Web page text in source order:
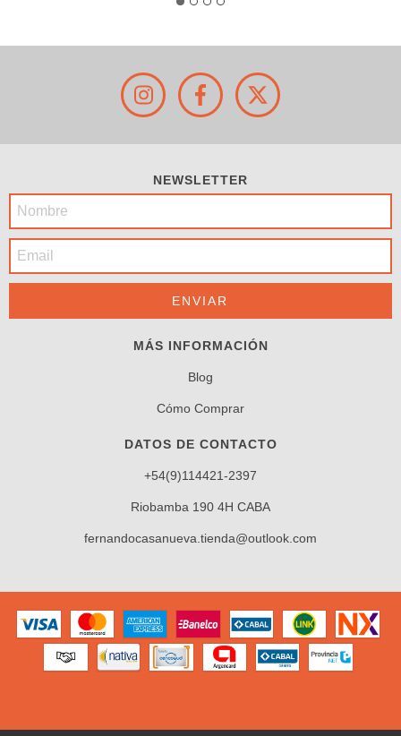
NEWSLETTER
MÁS INFORMACIÓN
Blog
Cómo Comprar
DATOS DE CONTACTO
+54(9)114421-2397
Riobamba 190 4H CABA
fernandocasanueva.tienda@outlook.com